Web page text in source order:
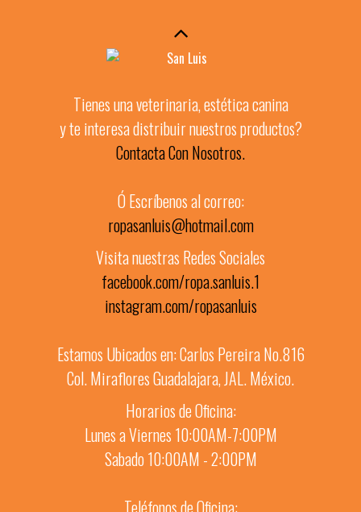
Tienes una veterinaria, estética canina
y te interesa distribuir nuestros productos?
Contacta Con Nosotros.
Ó Escríbenos al correo:
ropasanluis@hotmail.com
Visita nuestras Redes Sociales
facebook.com/ropa.sanluis.1
instagram.com/ropasanluis
Estamos Ubicados en: Carlos Pereira No.816
Col. Miraflores Guadalajara, JAL. México.
Horarios de Oficina:
Lunes a Viernes 10:00AM-7:00PM
Sabado 10:00AM - 2:00PM